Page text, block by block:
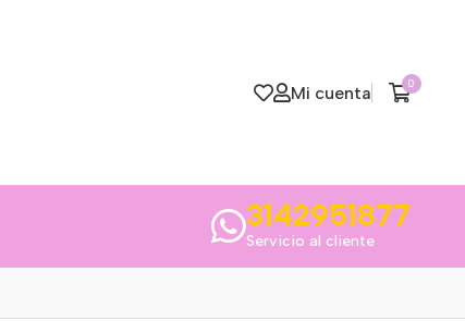
Mi cuenta 0
3142951877
Servicio al cliente